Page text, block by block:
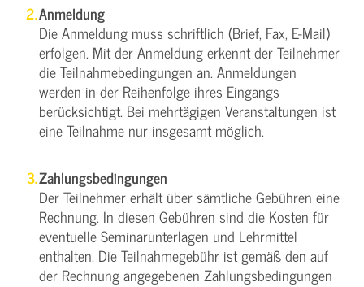
Anmeldung
Die Anmeldung muss schriftlich (Brief, Fax, E-Mail)
erfolgen. Mit der Anmeldung erkennt der Teilnehmer
die Teilnahmebedingungen an. Anmeldungen
werden in der Reihenfolge ihres Eingangs
berücksichtigt. Bei mehrtägigen Veranstaltungen ist
eine Teilnahme nur insgesamt möglich.
Zahlungsbedingungen
Der Teilnehmer erhält über sämtliche Gebühren eine
Rechnung. In diesen Gebühren sind die Kosten für
eventuelle Seminarunterlagen und Lehrmittel
enthalten. Die Teilnahmegebühr ist gemäß den auf
der Rechnung angegebenen Zahlungsbedingungen